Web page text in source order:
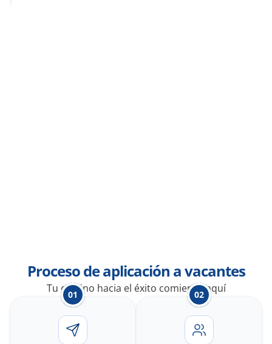
Proceso de aplicación a vacantes
Tu camino hacia el éxito comienza aquí
01 02